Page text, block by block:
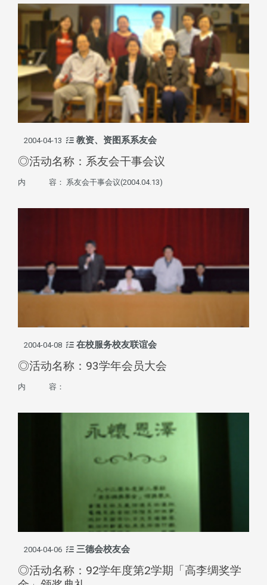
2004-04-13 教资、资图系系友会
◎活动名称：系友会干事会议
内 容： 系友会干事会议(2004.04.13)
2004-04-08 在校服务校友联谊会
◎活动名称：93学年会员大会
内 容：
2004-04-06 三德会校友会
◎活动名称：92学年度第2学期「高李绸奖学